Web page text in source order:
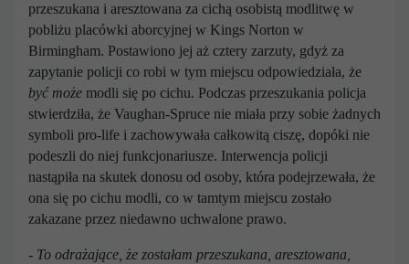
przeszukana i aresztowana za cichą osobistą modlitwę w
pobliżu placówki aborcyjnej w Kings Norton w
Birmingham. Postawiono jej aż cztery zarzuty, gdyż za
zapytanie policji co robi w tym miejscu odpowiedziała, że
być może modli się po cichu. Podczas przeszukania policja
stwierdziła, że Vaughan-Spruce nie miała przy sobie żadnych
symboli pro-life i zachowywała całkowitą ciszę, dopóki nie
podeszli do niej funkcjonariusze. Interwencja policji
nastąpiła na skutek donosu od osoby, która podejrzewała, że
ona się po cichu modli, co w tamtym miejscu zostało
zakazane przez niedawno uchwalone prawo.
- To odrażające, że zostałam przeszukana, aresztowana,